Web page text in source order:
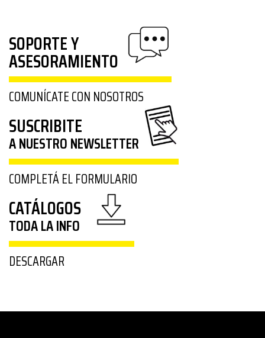
SOPORTE Y
ASESORAMIENTO
COMUNÍCATE CON NOSOTROS
SUSCRIBITE
A NUESTRO NEWSLETTER
COMPLETÁ EL FORMULARIO
CATÁLOGOS
TODA LA INFO
DESCARGAR